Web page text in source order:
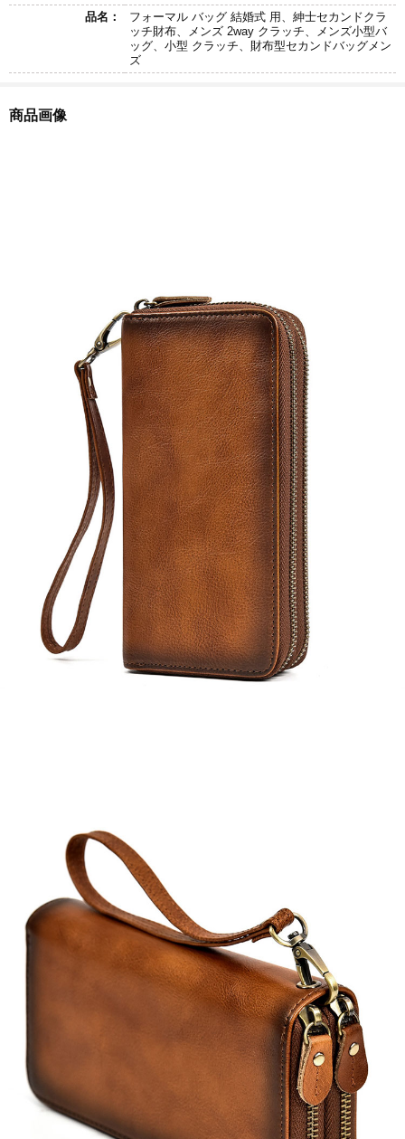
品名：
フォーマル バッグ 結婚式 用、紳士セカンドクラ
ッチ財布、メンズ 2way クラッチ、メンズ小型バ
ッグ、小型 クラッチ、財布型セカンドバッグメン
ズ
商品画像